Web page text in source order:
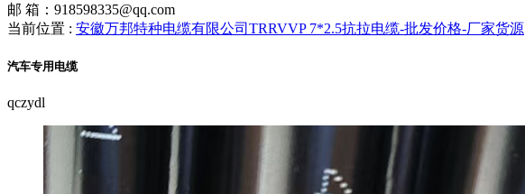
邮 箱：918598335@qq.com
当前位置 : 安徽万邦特种电缆有限公司TRRVVP 7*2.5抗拉电缆-批发价格-厂家货源
汽车专用电缆
qczydl